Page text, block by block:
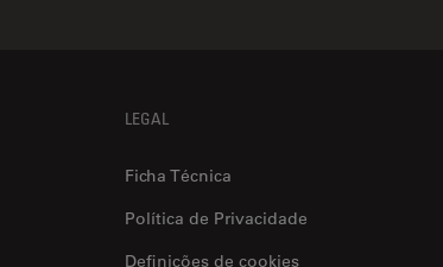
LEGAL
Ficha Técnica
Política de Privacidade
Definições de cookies